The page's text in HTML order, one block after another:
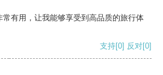
有用，让我能够享受到高品质的旅行体
支持[0] 反对[0]